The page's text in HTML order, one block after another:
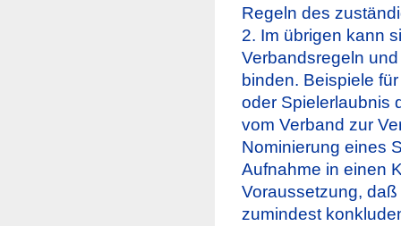
Regeln des
2. Im übrigen kann
Verbandsregeln
binden. Beispiele
oder Spielerlaubnis
vom Verband zur
Nominierung eines
Aufnahme in einen
Voraussetzung,
zumindest